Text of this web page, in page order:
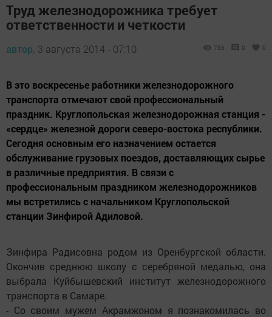
Труд железнодорожника требует
ответственности и четкости
автор, 3 августа 2014 - 07:10 766 0 0
В это воскресенье работники железнодорожного
транспорта отмечают свой профессиональный
праздник. Круглопольская железнодорожная станция -
«сердце» железной дороги северо-востока республики.
Сегодня основным его назначением остается
обслуживание грузовых поездов, доставляющих сырье
в различные предприятия. В связи с
профессиональным праздником железнодорожников
мы встретились с начальником Круглопольской
станции Зинфирой Адиловой.
Зинфира Радисовна родом из Оренбургской области.
Окончив среднюю школу с серебряной медалью, она
выбрала Куйбышевский институт железнодорожного
транспорта в Самаре.
- Со своим мужем Акрамжоном я познакомилась во